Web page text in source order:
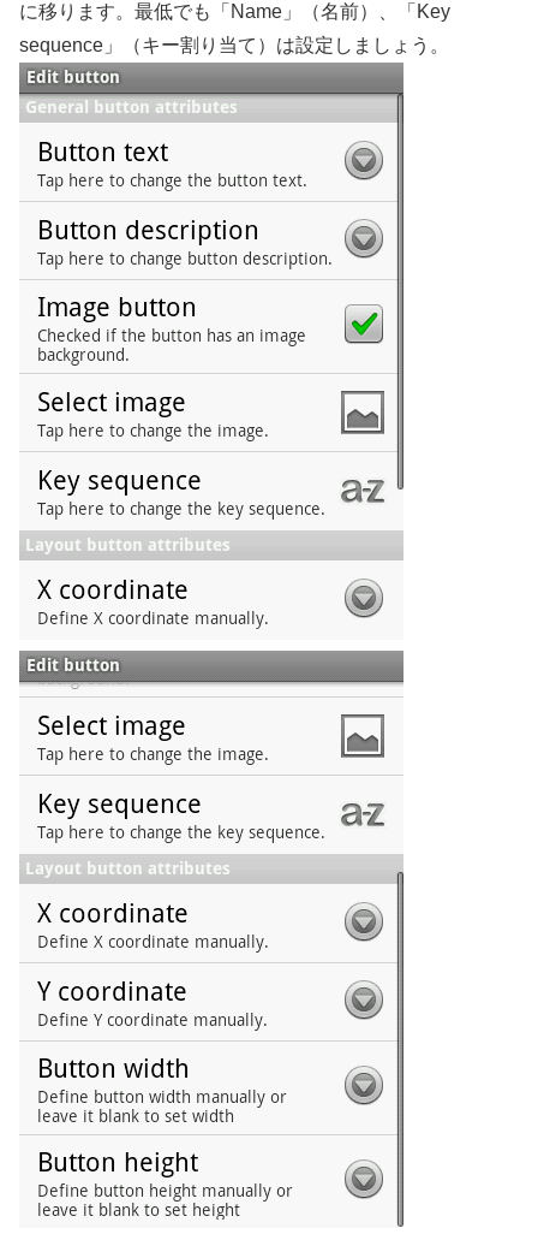
に移ります。最低でも「Name」（名前）、「Key
sequence」（キー割り当て）は設定しましょう。